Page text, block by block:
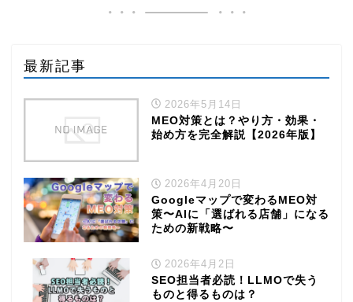
最新記事
2026年5月14日
MEO対策とは？やり方・効果・
始め方を完全解説【2026年版】
2026年4月20日
Googleマップで変わるMEO対
策〜AIに「選ばれる店舗」になる
ための新戦略〜
2026年4月2日
SEO担当者必読！LLMOで失う
ものと得るものは？